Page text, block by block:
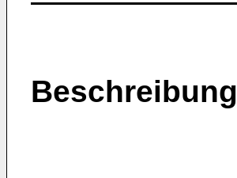
Beschreibung